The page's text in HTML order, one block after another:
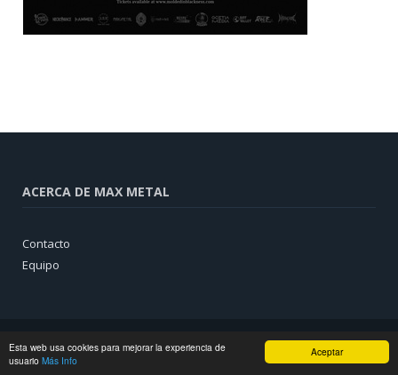
Aceptar
Esta web usa cookies para mejorar la experiencia de
usuario Más Info
ACERCA DE MAX METAL
Contacto
Equipo